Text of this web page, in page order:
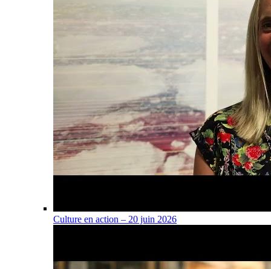
Culture en action – 20 juin 2026